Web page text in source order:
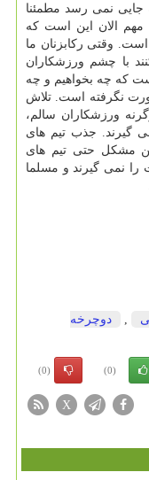
جایی نمی رسد مطمئنا
الان این است که
وقتی رکابزنان ما
با چشم ورزشکاران
که چه بخواهیم و چه
نگرفته است. تلاش
ورزشکاران سالم،
گیرند. جذب تیم های
مشکل حتی تیم های
نمی گیرند و مسلما
دوچرخه
(0)
(0)
X